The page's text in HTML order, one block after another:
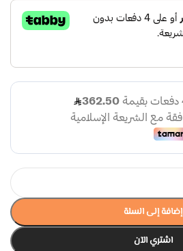
إضافة إلى السلة
اشتري الآن